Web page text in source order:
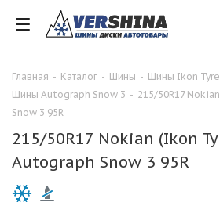
Главная - Каталог - Шины - Шины Ikon
Шины Autograph Snow 3 - 215/50R17
Snow 3 95R
215/50R17 Nokian (Ikon
Autograph Snow 3 95R